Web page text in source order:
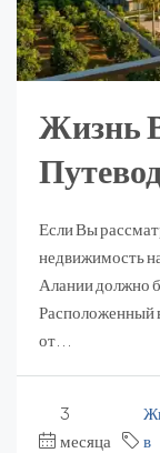
Жизнь
Если Вы
недвижимость
Алании должно
Расположенный
от...
3
месяца
в